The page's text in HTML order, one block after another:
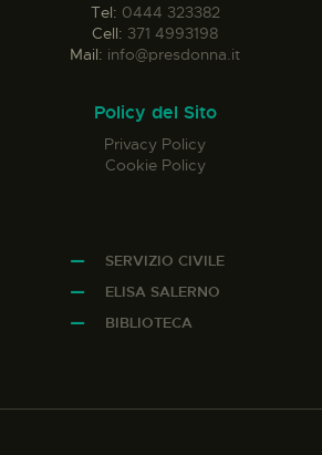
Tel: 0444 323382
Cell: 371 4993198
Mail: info@presdonna.it
Policy del Sito
Privacy Policy
Cookie Policy
SERVIZIO CIVILE
ELISA SALERNO
BIBLIOTECA